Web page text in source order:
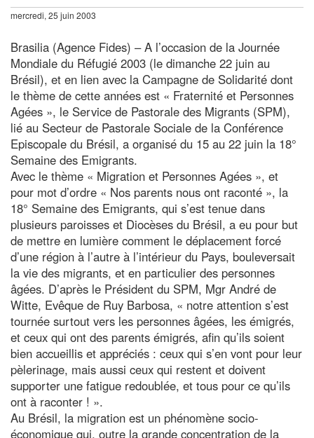
mercredi, 25 juin 2003
Brasilia (Agence Fides) – A l’occasion de la Journée
Mondiale du Réfugié 2003 (le dimanche 22 juin au
Brésil), et en lien avec la Campagne de Solidarité dont
le thème de cette années est « Fraternité et Personnes
Agées », le Service de Pastorale des Migrants (SPM),
lié au Secteur de Pastorale Sociale de la Conférence
Episcopale du Brésil, a organisé du 15 au 22 juin la 18°
Semaine des Emigrants.
Avec le thème « Migration et Personnes Agées », et
pour mot d’ordre « Nos parents nous ont raconté », la
18° Semaine des Emigrants, qui s’est tenue dans
plusieurs paroisses et Diocèses du Brésil, a eu pour but
de mettre en lumière comment le déplacement forcé
d’une région à l’autre à l’intérieur du Pays, bouleversait
la vie des migrants, et en particulier des personnes
âgées. D’après le Président du SPM, Mgr André de
Witte, Evêque de Ruy Barbosa, « notre attention s’est
tournée surtout vers les personnes âgées, les émigrés,
et ceux qui ont des parents émigrés, afin qu’ils soient
bien accueillis et appréciés : ceux qui s’en vont pour leur
pèlerinage, mais aussi ceux qui restent et doivent
supporter une fatigue redoublée, et tous pour ce qu’ils
ont à raconter ! ».
Au Brésil, la migration est un phénomène socio-
économique qui, outre la grande concentration de la